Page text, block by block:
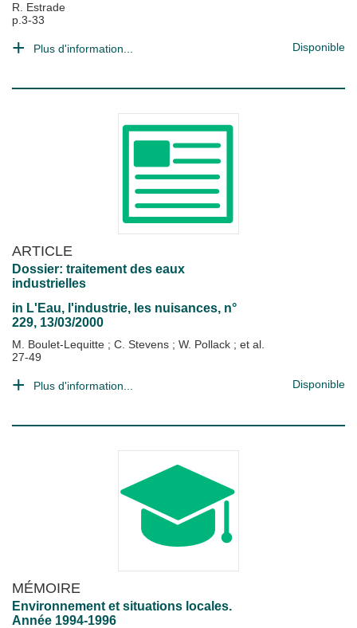
R. Estrade
p.3-33
Plus d'information... Disponible
ARTICLE
Dossier: traitement des eaux
industrielles
in L'Eau, l'industrie, les nuisances, n°
229, 13/03/2000
M. Boulet-Lequitte ; C. Stevens ; W. Pollack ; et al.
27-49
Plus d'information... Disponible
MÉMOIRE
Environnement et situations locales.
Année 1994-1996